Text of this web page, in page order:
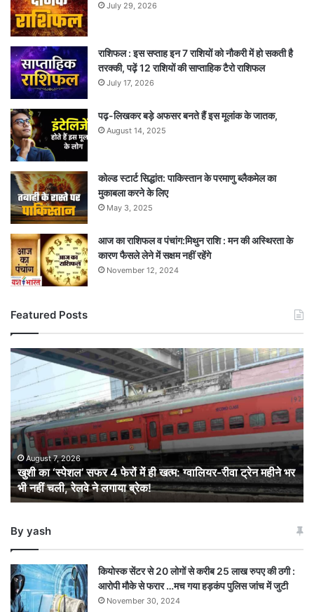
July 29, 2026
राशिफल : इस सप्ताह इन 7 राशियों को नौकरी में हो सकती है
तरक्की, पढ़ें 12 राशियों की साप्ताहिक टैरो राशिफल
July 17, 2026
पढ़-लिखकर बड़े अफसर बनते हैं इस मूलांक के जातक,
August 14, 2025
कोल्ड स्टार्ट सिद्धांत: पाकिस्तान के परमाणु ब्लैकमेल का
मुकाबला करने के लिए
May 3, 2025
आज का राशिफल व पंचांग:मिथुन राशि : मन की अस्थिरता के
कारण फैसले लेने में सक्षम नहीं रहेंगे
November 12, 2024
Featured Posts
खुशी
‘स्पेशल’
सफर
4
फेरों
में
ही
खत्म:
ग्वालियर-
रीवा
महीने
भर
नहीं
चली,
रेलवे
August 7, 2026
खुशी का ‘स्पेशल’ सफर 4 फेरों में ही खत्म: ग्वालियर-रीवा ट्रेन महीने भर
भी नहीं चली, रेलवे ने लगाया ब्रेक!
By yash
कियोस्क सेंटर से 20 लोगों से करीब 25 लाख रुपए की ठगी :
आरोपी मौके से फरार …मच गया हड़कंप पुलिस जांच में जुटी
November 30, 2024